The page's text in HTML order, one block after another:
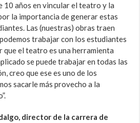
10 años en vincular el teatro y la
la importancia de generar estas
Las (nuestras) obras traen
trabajar con los estudiantes
que el teatro es una herramienta
se puede trabajar en todas las
creo que ese es uno de los
sacarle más provecho a la
director de la carrera de